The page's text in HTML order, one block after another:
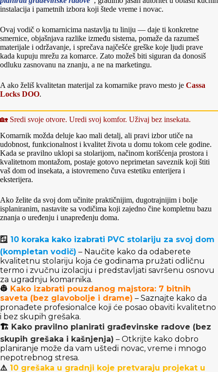
instalacija i pametnih izbora koji štede vreme i novac.
Ovaj vodič o komarnicima nastavlja tu liniju — daje ti konkretne
smernice, objašnjava razlike između sistema, pomaže da razumeš
materijale i održavanje, i sprečava najčešće greške koje ljudi prave
kada kupuju mrežu za komarce. Zato možeš biti siguran da donosiš
odluku zasnovanu na znanju, a ne na marketingu.
A ako želiš kvalitetan materijal za komarnike pravo mesto je Cassa
Locks DOO.
🏡 Sredi svoje otvore. Uredi svoj komfor. Uživaj bez insekata.
Komarnik možda deluje kao mali detalj, ali pravi izbor utiče na
udobnost, funkcionalnost i kvalitet života u domu tokom cele godine.
Kada se pravilno uklopi sa stolarijom, načinom korišćenja prostora i
kvalitetnom montažom, postaje gotovo neprimetan saveznik koji štiti
vaš dom od insekata, a istovremeno čuva estetiku enterijera i
eksterijera.
Ako želite da svoj dom učinite praktičnijim, dugotrajnijim i bolje
isplaniranim, nastavite sa vodičima koji zajedno čine kompletnu bazu
znanja o uređenju i unapređenju doma.
🪟 10 koraka kako izabrati PVC stolariju za svoj dom
(kompletan vodič) – Naučite kako da odaberete
kvalitetnu stolariju koja će godinama pružati odličnu
termo i zvučnu izolaciju i predstavljati savršenu osnovu
za ugradnju komarnika.
👷 Kako izabrati pouzdanog majstora: 7 bitnih
saveta (bez glavobolje i drame) – Saznajte kako da
pronađete profesionalce koji će posao obaviti kvalitetno
i bez skupih grešaka.
🏗 Kako pravilno planirati građevinske radove (bez
skupih grešaka i kašnjenja) – Otkrijte kako dobro
planiranje može da vam uštedi novac, vreme i mnogo
nepotrebnog stresa.
⚠️ 10 grešaka u gradnji koje pretvaraju projekat u
Fitness